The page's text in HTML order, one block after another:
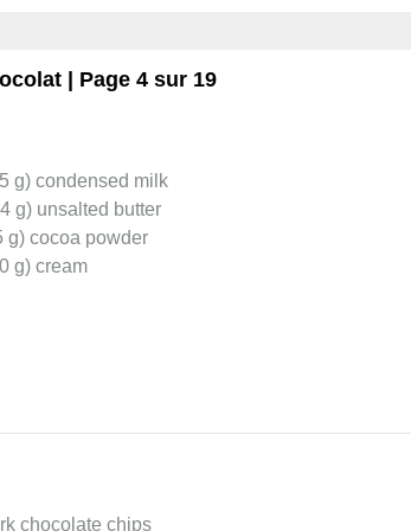
| Page 4 sur 19
g) condensed milk
g) unsalted butter
g) cocoa powder
g) cream
chocolate chips